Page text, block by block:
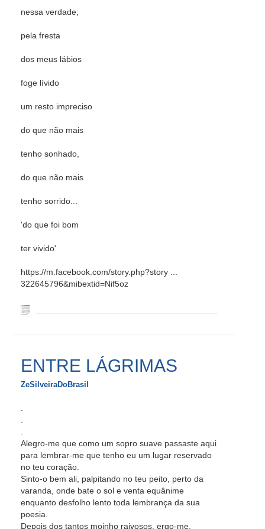
nessa verdade;
pela fresta
dos meus lábios
foge lívido
um resto impreciso
do que não mais
tenho sonhado,
do que não mais
tenho sorrido...
'do que foi bom
ter vivido'
https://m.facebook.com/story.php?story ...
322645796&mibextid=Nif5oz
ENTRE LÁGRIMAS
ZeSilveiraDoBrasil
.
.
.
Alegro-me que como um sopro suave passaste aqui
para lembrar-me que tenho eu um lugar reservado
no teu coração.
Sinto-o bem ali, palpitando no teu peito, perto da
varanda, onde bate o sol e venta equânime
enquanto desfolho lento toda lembrança da sua
poesia.
Depois dos tantos moinho raivosos, ergo-me.